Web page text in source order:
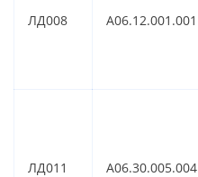
ЛД008 A06.12.001.001
ЛД011 A06.30.005.004